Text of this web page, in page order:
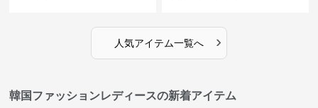
人気アイテム一覧へ ›
韓国ファッションレディースの新着アイテム